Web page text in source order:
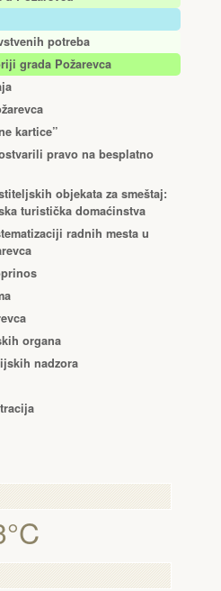
potreba
grada Požarevca
kartice”
pravo na besplatno
objekata za smeštaj:
turistička domaćinstva
radnih mesta u
organa
nadzora